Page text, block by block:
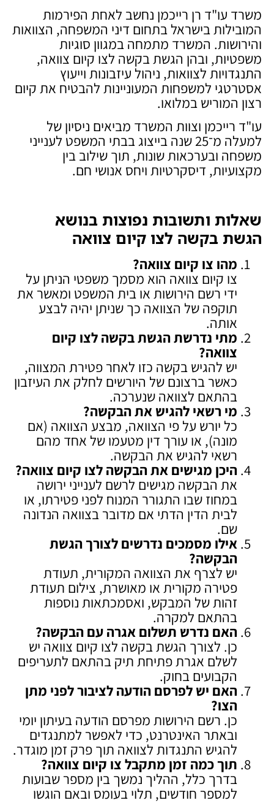
משרד עו"ד רן רייכמן נחשב לאחת הפירמות
המובילות בישראל בתחום דיני המשפחה, הצוואות
והירושות. המשרד מתמחה במגוון סוגיות
משפטיות, ובהן הגשת בקשה לצו קיום צוואה,
התנגדויות לצוואות, ניהול עיזבונות וייעוץ
אסטרטגי למשפחות המעוניינות להבטיח את קיום
רצון המוריש במלואו.
עו"ד רייכמן וצוות המשרד מביאים ניסיון של
למעלה מ־25 שנה בייצוג בבתי המשפט לענייני
משפחה ובערכאות שונות, תוך שילוב בין
מקצועיות, דיסקרטיות ויחס אנושי חם.
שאלות ותשובות נפוצות בנושא
הגשת בקשה לצו קיום צוואה
מהו צו קיום צוואה?
צו קיום צוואה הוא מסמך משפטי הניתן על
ידי רשם הירושות או בית המשפט ומאשר את
תוקפה של הצוואה כך שניתן יהיה לבצע
אותה.
מתי נדרשת הגשת בקשה לצו קיום
צוואה?
יש להגיש בקשה כזו לאחר פטירת המצווה,
כאשר ברצונם של היורשים לחלק את העיזבון
בהתאם לצוואה שנערכה.
מי רשאי להגיש את הבקשה?
כל יורש על פי הצוואה, מבצע הצוואה (אם
מונה), או עורך דין מטעמו של אחד מהם
רשאי להגיש את הבקשה.
היכן מגישים את הבקשה לצו קיום צוואה?
את הבקשה מגישים לרשם לענייני ירושה
במחוז שבו התגורר המנוח לפני פטירתו, או
לבית הדין הדתי אם מדובר בצוואה הנדונה
שם.
אילו מסמכים נדרשים לצורך הגשת
הבקשה?
יש לצרף את הצוואה המקורית, תעודת
פטירה מקורית או מאושרת, צילום תעודת
זהות של המבקש, ואסמכתאות נוספות
בהתאם למקרה.
האם נדרש תשלום אגרה עם הבקשה?
כן. לצורך הגשת בקשה לצו קיום צוואה יש
לשלם אגרת פתיחת תיק בהתאם לתעריפים
הקבועים בחוק.
האם יש לפרסם הודעה לציבור לפני מתן
הצו?
כן. רשם הירושות מפרסם הודעה בעיתון יומי
ובאתר האינטרנט, כדי לאפשר למתנגדים
להגיש התנגדות לצוואה תוך פרק זמן מוגדר.
תוך כמה זמן מתקבל צו קיום צוואה?
בדרך כלל, ההליך נמשך בין מספר שבועות
למספר חודשים, תלוי בעומס ובאם הוגשו